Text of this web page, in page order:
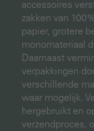
accessoires
zakken van
papier, grotere
monomateriaal
Daarnaast
verpakkingen
verschillende
waar mogelijk.
hergebruikt en
verzendproces,